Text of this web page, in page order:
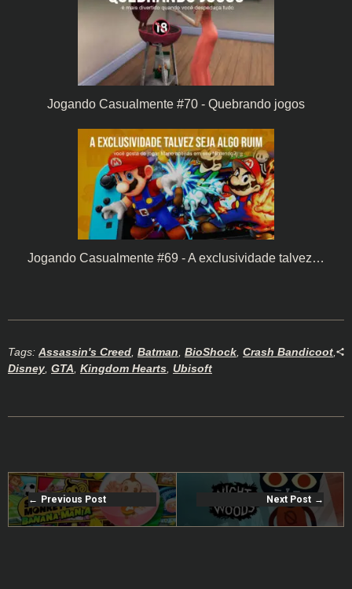
Jogando Casualmente #70 - Quebrando jogos
Jogando Casualmente #69 - A exclusividade talvez…
Tags: Assassin's Creed Batman BioShock Crash Bandicoot
Disney GTA Kingdom Hearts Ubisoft
Previous Post Next Post